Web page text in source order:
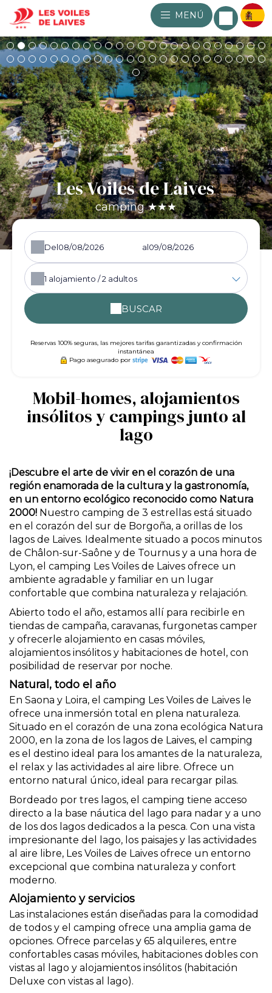
MENÚ
Les Voiles de Laives
camping ★★★
Del al
1 alojamiento /2 adultos
BUSCAR
Reservas 100% seguras, las mejores tarifas garantizadas y confirmación
instantánea
Pago asegurado por
Mobil-homes, alojamientos
insólitos y campings junto al
lago
¡Descubre el arte de vivir en el corazón de una
región enamorada de la cultura y la gastronomía,
en un entorno ecológico reconocido como Natura
2000! Nuestro camping de 3 estrellas está situado
en el corazón del sur de Borgoña, a orillas de los
lagos de Laives. Idealmente situado a pocos minutos
de Châlon-sur-Saône y de Tournus y a una hora de
Lyon, el camping Les Voiles de Laives ofrece un
ambiente agradable y familiar en un lugar
confortable que combina naturaleza y relajación.
Abierto todo el año, estamos allí para recibirle en
tiendas de campaña, caravanas, furgonetas camper
y ofrecerle alojamiento en casas móviles,
alojamientos insólitos y habitaciones de hotel, con
posibilidad de reservar por noche.
Natural, todo el año
En Saona y Loira, el camping Les Voiles de Laives le
ofrece una inmersión total en plena naturaleza.
Situado en el corazón de una zona ecológica Natura
2000, en la zona de los lagos de Laives, el camping
es el destino ideal para los amantes de la naturaleza,
el relax y las actividades al aire libre. Ofrece un
entorno natural único, ideal para recargar pilas.
Bordeado por tres lagos, el camping tiene acceso
directo a la base náutica del lago para nadar y a uno
de los dos lagos dedicados a la pesca. Con una vista
impresionante del lago, los paisajes y las actividades
al aire libre, Les Voiles de Laives ofrece un entorno
excepcional que combina naturaleza y confort
moderno.
Alojamiento y servicios
Las instalaciones están diseñadas para la comodidad
de todos y el camping ofrece una amplia gama de
opciones. Ofrece parcelas y 65 alquileres, entre
confortables casas móviles, habitaciones dobles con
vistas al lago y alojamientos insólitos (habitación
Deluxe con vistas al lago).